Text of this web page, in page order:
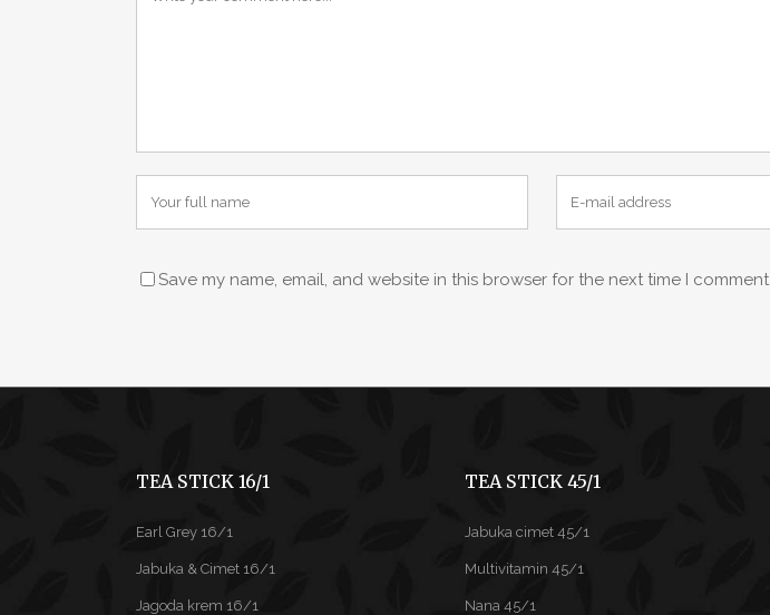
Save my name, email, and website in this browser for the next time I comment.
TEA STICK 16/1
Earl Grey 16/1
Jabuka & Cimet 16/1
Jagoda krem 16/1
TEA STICK 45/1
Jabuka cimet 45/1
Multivitamin 45/1
Nana 45/1